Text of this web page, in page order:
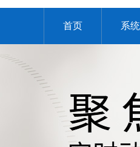
首页 系